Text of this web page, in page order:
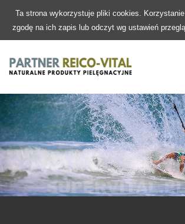
Ta strona wykorzystuje pliki cookies.
zgodę na ich zapis lub odczyt wg ustawień
HOME
FIRMA
NATURA
PIELĘGNACJA
SKLEP